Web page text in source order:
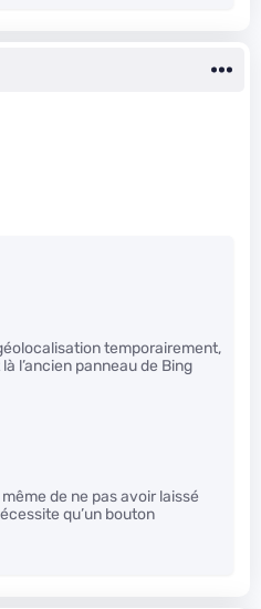
temporairement,
l’ancien panneau de Bing
de ne pas avoir laissé
qu’un bouton